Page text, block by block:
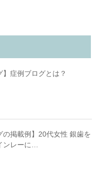
】症例ブログとは？
の掲載例】20代女性 銀歯を
ンレーに…